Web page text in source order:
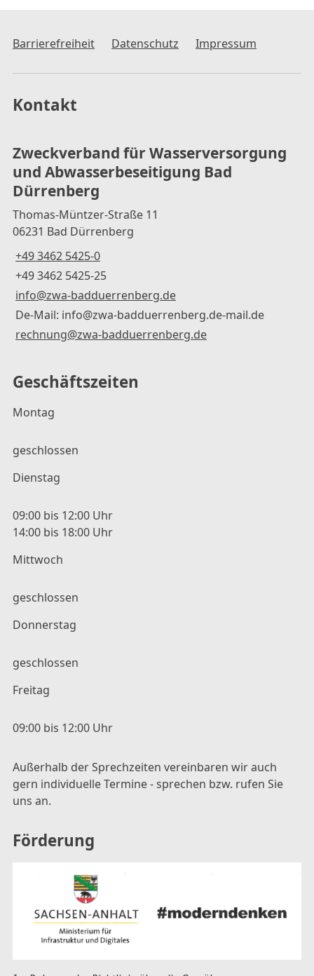
Barrierefreiheit Datenschutz Impressum
Kontakt
Zweckverband für Wasserversorgung
und Abwasserbeseitigung Bad
Dürrenberg
Thomas-Müntzer-Straße 11
06231 Bad Dürrenberg
+49 3462 5425-0
+49 3462 5425-25
info@zwa-badduerrenberg.de
De-Mail: info@zwa-badduerrenberg.de-mail.de
rechnung@zwa-badduerrenberg.de
Geschäftszeiten
Montag
geschlossen
Dienstag
09:00 bis 12:00 Uhr
14:00 bis 18:00 Uhr
Mittwoch
geschlossen
Donnerstag
geschlossen
Freitag
09:00 bis 12:00 Uhr
Außerhalb der Sprechzeiten vereinbaren wir auch
gern individuelle Termine - sprechen bzw. rufen Sie
uns an.
Förderung